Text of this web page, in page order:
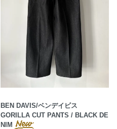
BEN DAVIS/ベンデイビス
GORILLA CUT PANTS / BLACK DE
NIM